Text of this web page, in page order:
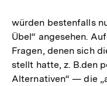
würden bestenfalls
Übel“ angesehen.
Fragen, denen sich
stellt hatte, z. B.den
Alternativen“ — die